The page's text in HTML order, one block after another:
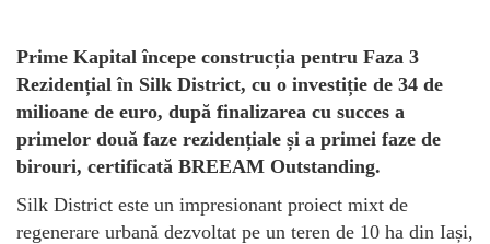
Prime Kapital începe construcția pentru Faza 3
Rezidențial în Silk District, cu o investiție de 34 de
milioane de euro, după finalizarea cu succes a
primelor două faze rezidențiale și a primei faze de
birouri, certificată BREEAM Outstanding.
Silk District este un impresionant proiect mixt de
regenerare urbană dezvoltat pe un teren de 10 ha din Iași,